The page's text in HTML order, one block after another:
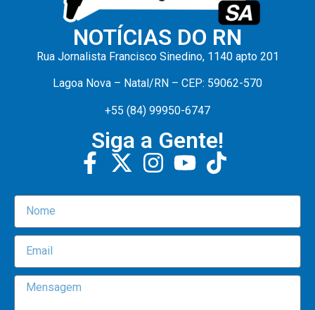
NOTÍCIAS DO RN
Rua Jornalista Francisco Sinedino, 1140 apto 201
Lagoa Nova – Natal/RN – CEP: 59062-570
+55 (84) 99950-6747
Siga a Gente!